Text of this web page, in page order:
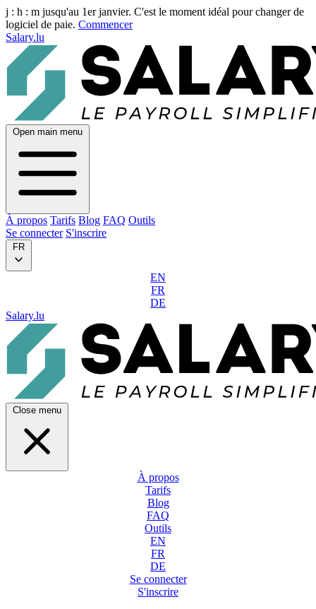
j : h : m jusqu'au 1er janvier. C'est le moment idéal pour changer de
logiciel de paie. Commencer
Salary.lu
Open main menu
À propos Tarifs Blog FAQ Outils
Se connecter S'inscrire
FR
EN
FR
DE
Salary.lu
Close menu
À propos
Tarifs
Blog
FAQ
Outils
EN
FR
DE
Se connecter
S'inscrire